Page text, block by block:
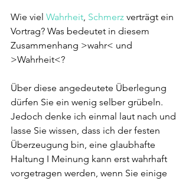
Wie viel Wahrheit, Schmerz verträgt ein
Vortrag? Was bedeutet in diesem
Zusammenhang >wahr< und
>Wahrheit<?
Über diese angedeutete Überlegung
dürfen Sie ein wenig selber grübeln.
Jedoch denke ich einmal laut nach und
lasse Sie wissen, dass ich der festen
Überzeugung bin, eine glaubhafte
Haltung I Meinung kann erst wahrhaft
vorgetragen werden, wenn Sie einige